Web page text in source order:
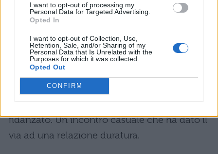
I want to opt-out of processing my
Personal Data for Targeted Advertising.
Opted In
I want to opt-out of Collection, Use,
Retention, Sale, and/or Sharing of my
Personal Data that Is Unrelated with the
Purposes for which it was collected.
Opted Out
CONFIRM
incontratoBastian, l’uomo che ha
conquistato il suo cuore dopo il Pupone
Una storia d’amore che promette di
appassionare il pubblico. Un colpo di fortuna
davvero inaspettato per entrambi: a New
York, in attesa di imbarcarsi per l’Italia, la
Blasi ha incrociato lo sguardo del suo attuale
fidanzato. Un incontro casuale che ha dato il
via ad una relazione duratura.